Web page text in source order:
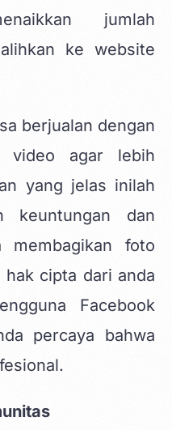
jumlah
ke website
berjualan dengan
video agar lebih
yang jelas inilah
keuntungan dan
membagikan foto
cipta dari anda
Facebook
percaya bahwa